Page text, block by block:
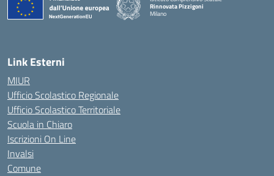
Rinnovata Pizzigoni
Milano
Link Esterni
MIUR
Ufficio Scolastico Regionale
Ufficio Scolastico Territoriale
Scuola in Chiaro
Iscrizioni On Line
Invalsi
Comune